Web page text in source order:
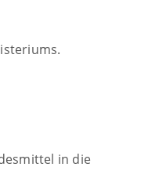
in die